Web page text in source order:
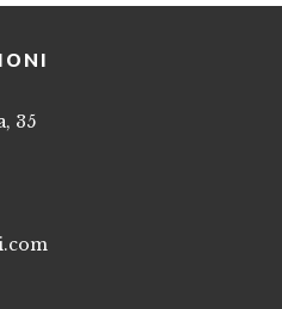
35